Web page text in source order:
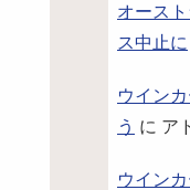
オース
ス中止に
ウイン
う に ア
ウイン